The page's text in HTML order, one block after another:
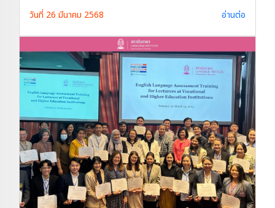
วันที่ 26 มีนาคม 2568 อ่านต่อ